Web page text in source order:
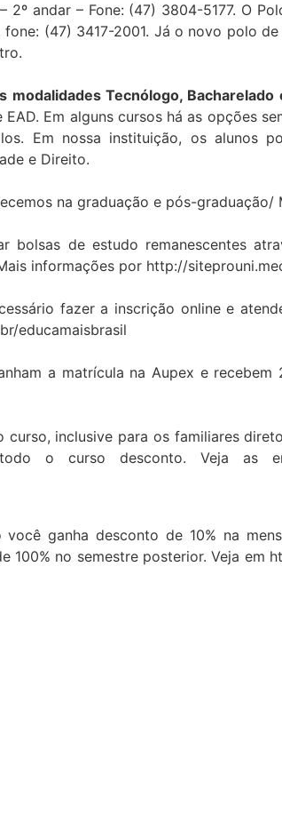
2º andar – Fone: (47) 3804-5177. O
(47) 3417-2001. Já o novo polo
Tecnólogo,
Em alguns cursos há as opções
Em nossa instituição, os alunos
e Direito.
na graduação e pós-graduação/
de estudo remanescentes
informações por http://
fazer a inscrição online e
educamaisbrasil
a matrícula na Aupex e
inclusive para os familiares
o curso desconto. Veja as
ganha desconto de 10% na
no semestre posterior. Veja em